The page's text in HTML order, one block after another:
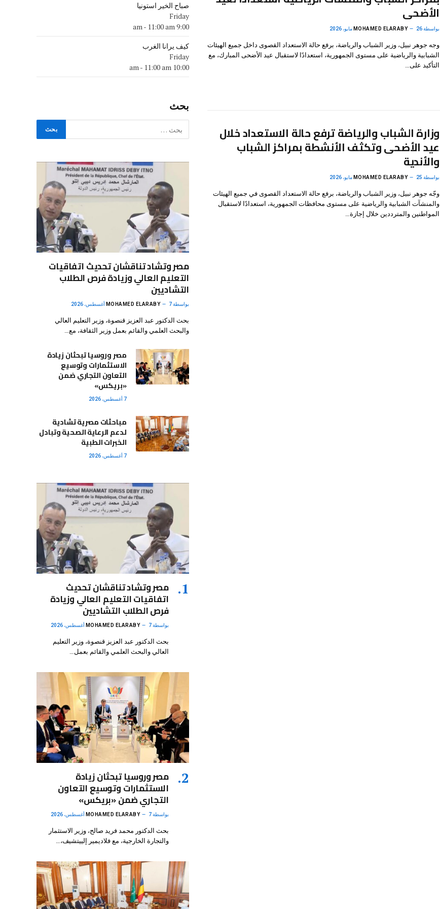
الأضحى
بواسطة MOHAMED ELARABY 26 مايو، 2026
وجه جوهر نبيل، وزير الشباب والرياضة، برفع حالة الاستعداد القصوى داخل جميع الهيئات
الشبابية والرياضية على مستوى الجمهورية، استعدادًا لاستقبال عيد الأضحى المبارك، مع
التأكيد على…
وزارة الشباب والرياضة ترفع حالة الاستعداد خلال
عيد الأضحى وتكثف الأنشطة بمراكز الشباب
والأندية
بواسطة MOHAMED ELARABY 25 مايو، 2026
وجّه جوهر نبيل، وزير الشباب والرياضة، برفع حالة الاستعداد القصوى في جميع الهيئات
والمنشآت الشبابية والرياضية على مستوى محافظات الجمهورية، استعدادًا لاستقبال
المواطنين والمترددين خلال إجازة…
صباح الخير استونيا
Friday
9:00 am
- 11:00 am
كيف يرانا الغرب
Friday
10:00 am
- 11:00 am
بحث
مصر وتشاد تناقشان تحديث اتفاقيات
التعليم العالي وزيادة فرص الطلاب
التشاديين
بواسطة MOHAMED ELARABY 7 أغسطس، 2026
بحث الدكتور عبد العزيز قنصوة، وزير التعليم العالي
والبحث العلمي والقائم بعمل وزير الثقافة، مع…
مصر وروسيا تبحثان زيادة
الاستثمارات وتوسيع
التعاون التجاري ضمن
«بريكس»
7 أغسطس، 2026
مباحثات مصرية تشادية
لدعم الرعاية الصحية وتبادل
الخبرات الطبية
7 أغسطس، 2026
مصر وتشاد تناقشان تحديث
اتفاقيات التعليم العالي وزيادة
فرص الطلاب التشاديين
بواسطة MOHAMED ELARABY 7 أغسطس، 2026
بحث الدكتور عبد العزيز قنصوة، وزير التعليم
العالي والبحث العلمي والقائم بعمل…
مصر وروسيا تبحثان زيادة
الاستثمارات وتوسيع التعاون
التجاري ضمن «بريكس»
بواسطة MOHAMED ELARABY 7 أغسطس، 2026
بحث الدكتور محمد فريد صالح، وزير الاستثمار
والتجارة الخارجية، مع فلاديمير إلييتشيف،…